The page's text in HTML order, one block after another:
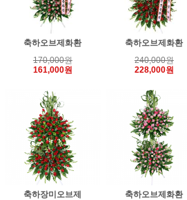
축하오브제화환
170,000원
161,000원
축하오브제화환
240,000원
228,000원
축하장미오브제
축하오브제화환